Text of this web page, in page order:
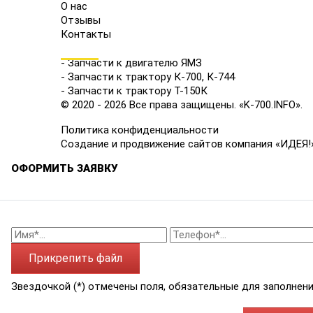
О нас
Отзывы
Контакты
- Запчасти к двигателю ЯМЗ
- Запчасти к трактору К-700, К-744
- Запчасти к трактору Т-150К
© 2020 - 2026 Все права защищены. «K-700.INFO».
Политика конфиденциальности
Создание и продвижение сайтов компания
ОФОРМИТЬ ЗАЯВКУ
Прикрепить файл
Звездочкой (*) отмечены поля, обязательные для